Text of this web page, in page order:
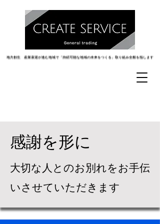
​感謝を形に
​大切な人とのお別れをお手伝
いさせていただきます
地方創生 産業衰退が進む地域で「持続可能な地域の未来をつくる」取り組み全般を指します
地方創生 産業衰退が進む地域で「持続可能な地域の未来をつくる」取り組み全般を指します